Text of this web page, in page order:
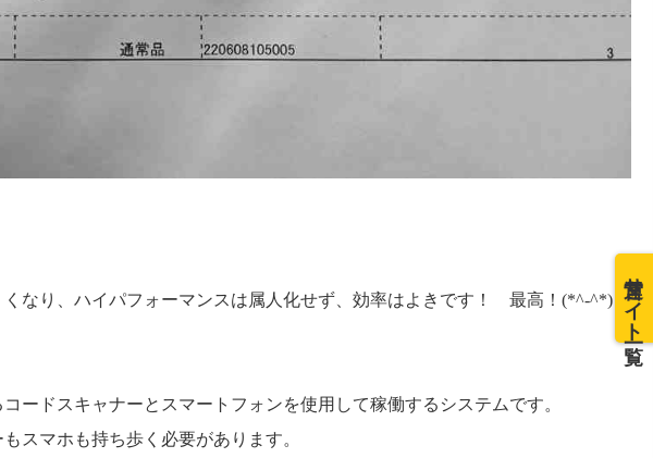
運営サイト一覧
なり、ハイパフォーマンスは属人化せず、効率はよきです！ 最高！(*^-^*)
ードスキャナーとスマートフォンを使用して稼働するシステムです。
スマホも持ち歩く必要があります。